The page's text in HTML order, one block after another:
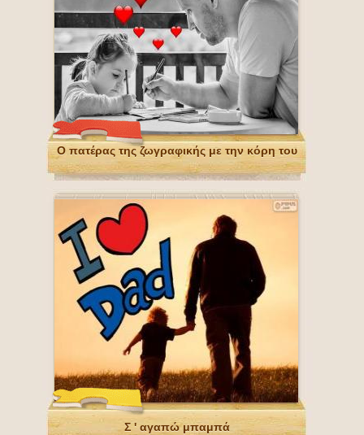
Ο πατέρας της ζωγραφικής με την κόρη του
Σ ' αγαπώ μπαμπά